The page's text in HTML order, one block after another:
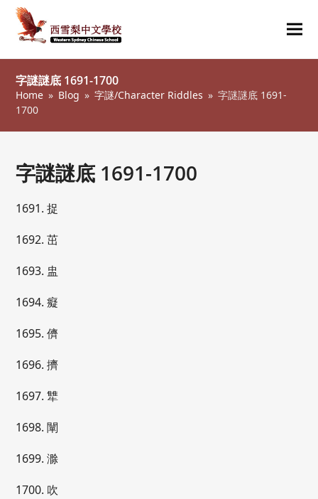
字謎謎底 1691-1700
Home » Blog » 字謎/Character Riddles » 字謎謎底 1691-
1700
字謎謎底 1691-1700
1691. 捉
1692. 茁
1693. 盅
1694. 癡
1695. 儕
1696. 擠
1697. 犨
1698. 闡
1699. 滁
1700. 吹